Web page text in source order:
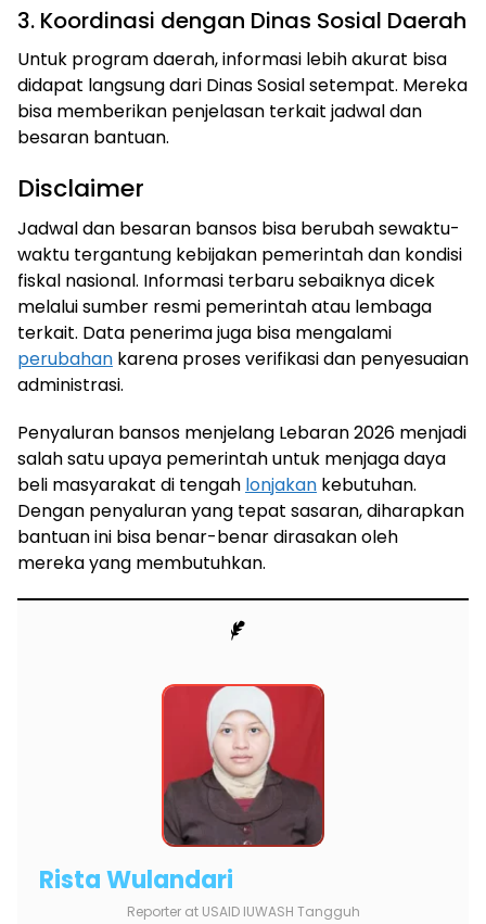
3. Koordinasi dengan Dinas Sosial Daerah
Untuk program daerah, informasi lebih akurat bisa
didapat langsung dari Dinas Sosial setempat. Mereka
bisa memberikan penjelasan terkait jadwal dan
besaran bantuan.
Disclaimer
Jadwal dan besaran bansos bisa berubah sewaktu-
waktu tergantung kebijakan pemerintah dan kondisi
fiskal nasional. Informasi terbaru sebaiknya dicek
melalui sumber resmi pemerintah atau lembaga
terkait. Data penerima juga bisa mengalami
perubahan karena proses verifikasi dan penyesuaian
administrasi.
Penyaluran bansos menjelang Lebaran 2026 menjadi
salah satu upaya pemerintah untuk menjaga daya
beli masyarakat di tengah lonjakan kebutuhan.
Dengan penyaluran yang tepat sasaran, diharapkan
bantuan ini bisa benar-benar dirasakan oleh
mereka yang membutuhkan.
Rista Wulandari
Reporter at USAID IUWASH Tangguh